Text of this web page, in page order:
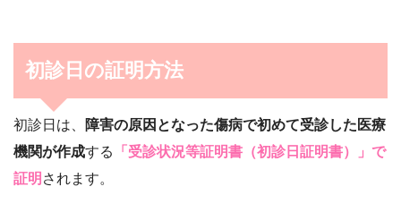
初診日の証明方法
初診日は、
障害の原因となった傷病で初めて受診した医療
機関が作成する
「受診状況等証明書（初診日証明書）」で
証明 されます。